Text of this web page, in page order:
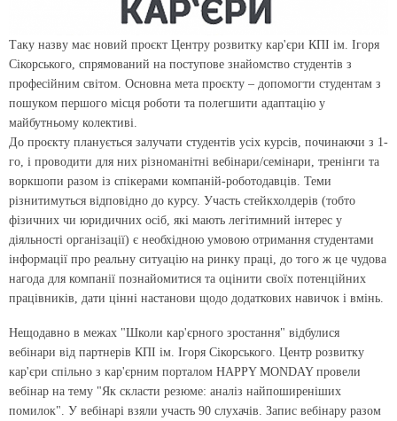
Таку назву має новий проєкт Центру розвитку кар'єри КПІ ім. Ігоря
Сікорського, спрямований на поступове знайомство студентів з
професійним світом. Основна мета проєкту – допомогти студентам з
пошуком першого місця роботи та полегшити адаптацію у
майбутньому колективі.
До проєкту планується залучати студентів усіх курсів, починаючи з 1-
го, і проводити для них різноманітні вебінари/семінари, тренінги та
воркшопи разом із спікерами компаній-роботодавців. Теми
різнитимуться відповідно до курсу. Участь стейкхолдерів (тобто
фізичних чи юридичних осіб, які мають легітимний інтерес у
діяльності організації) є необхідною умовою отримання студентами
інформації про реальну ситуацію на ринку праці, до того ж це чудова
нагода для компанії познайомитися та оцінити своїх потенційних
працівників, дати цінні настанови щодо додаткових навичок і вмінь.
Нещодавно в межах "Школи кар'єрного зростання" відбулися
вебінари від партнерів КПІ ім. Ігоря Сікорського. Центр розвитку
кар'єри спільно з кар'єрним порталом HAPPY MONDAY провели
вебінар на тему "Як скласти резюме: аналіз найпоширеніших
помилок". У вебінарі взяли участь 90 слухачів. Запис вебінару разом